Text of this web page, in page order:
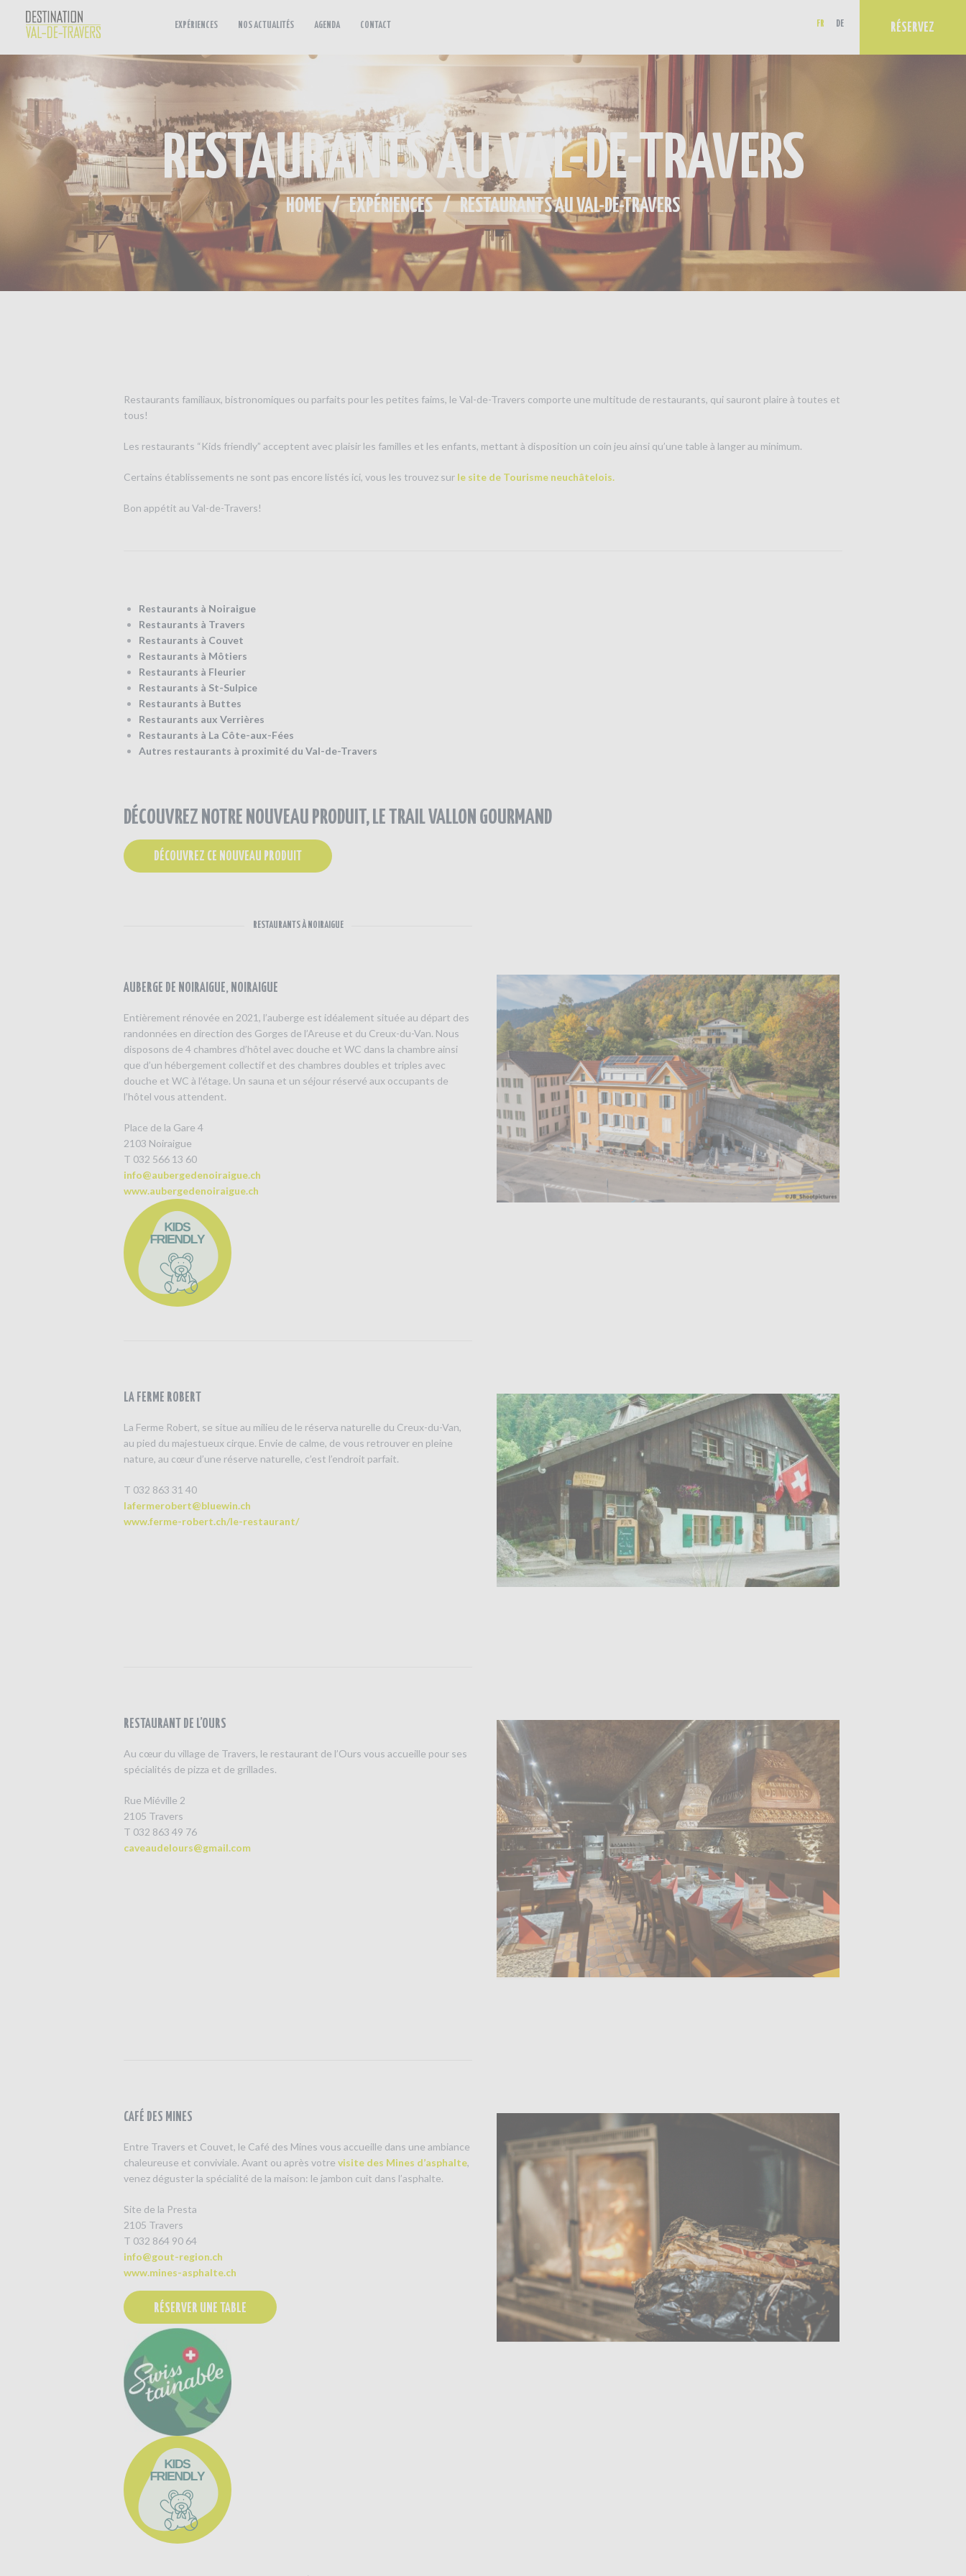
EXPÉRIENCES NOS ACTUALITÉS AGENDA CONTACT RÉSERVEZ
FR DE
RESTAURANTS AU VAL-DE-TRAVERS
HOME EXPÉRIENCES RESTAURANTS AU VAL-DE-TRAVERS
NOS ACTUALITÉS
AGENDA
CONTACT
Restaurants familiaux, bistronomiques ou parfaits pour les petites faims, le Val-de-Travers comporte une multitude de restaurants, qui sauront plaire à toutes et
tous!
Les restaurants “Kids friendly” acceptent avec plaisir les familles et les enfants, mettant à disposition un coin jeu ainsi qu’une table à langer au minimum.
Certains établissements ne sont pas encore listés ici, vous les trouvez sur le site de Tourisme neuchâtelois.
Bon appétit au Val-de-Travers!
Restaurants à Noiraigue
Restaurants à Travers
Restaurants à Couvet
Restaurants à Môtiers
Restaurants à Fleurier
Restaurants à St-Sulpice
Restaurants à Buttes
Restaurants aux Verrières
Restaurants à La Côte-aux-Fées
Autres restaurants à proximité du Val-de-Travers
DÉCOUVREZ NOTRE NOUVEAU PRODUIT, LE TRAIL VALLON GOURMAND
DÉCOUVREZ CE NOUVEAU PRODUIT
RESTAURANTS À NOIRAIGUE
AUBERGE DE NOIRAIGUE, NOIRAIGUE
Entièrement rénovée en 2021, l’auberge est idéalement située au départ des
randonnées en direction des Gorges de l’Areuse et du Creux-du-Van. Nous
disposons de 4 chambres d’hôtel avec douche et WC dans la chambre ainsi
que d’un hébergement collectif et des chambres doubles et triples avec
douche et WC à l’étage. Un sauna et un séjour réservé aux occupants de
l’hôtel vous attendent.
Place de la Gare 4
2103 Noiraigue
T 032 566 13 60
info@aubergedenoiraigue.ch
www.aubergedenoiraigue.ch
LA FERME ROBERT
La Ferme Robert, se situe au milieu de le réserva naturelle du Creux-du-Van,
au pied du majestueux cirque. Envie de calme, de vous retrouver en pleine
nature, au cœur d’une réserve naturelle, c’est l’endroit parfait.
T 032 863 31 40
lafermerobert@bluewin.ch
www.ferme-robert.ch/le-restaurant/
RESTAURANT DE L’OURS
Au cœur du village de Travers, le restaurant de l’Ours vous accueille pour ses
spécialités de pizza et de grillades.
Rue Miéville 2
2105 Travers
T 032 863 49 76
caveaudelours@gmail.com
CAFÉ DES MINES
Entre Travers et Couvet, le Café des Mines vous accueille dans une ambiance
chaleureuse et conviviale. Avant ou après votre
venez déguster la spécialité de la maison: le jambon cuit dans l’asphalte.
2105 Travers
T 032 864 90 64
info@gout-region.ch
www.mines-asphalte.ch
RÉSERVER UNE TABLE